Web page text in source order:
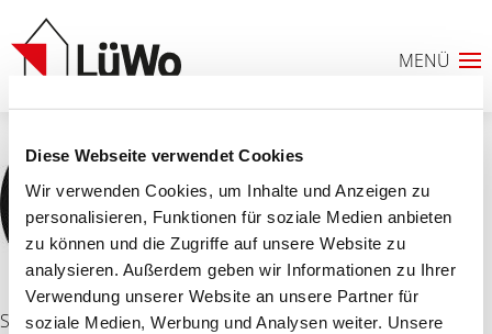
Diese Webseite verwendet Cookies
Wir verwenden Cookies, um Inhalte und Anzeigen zu
personalisieren, Funktionen für soziale Medien anbieten
zu können und die Zugriffe auf unsere Website zu
analysieren. Außerdem geben wir Informationen zu Ihrer
Verwendung unserer Website an unsere Partner für
soziale Medien, Werbung und Analysen weiter. Unsere
Stefan Silz